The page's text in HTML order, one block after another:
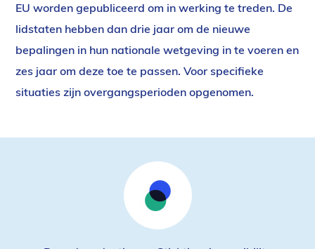
EU worden gepubliceerd om in werking te treden. De
lidstaten hebben dan drie jaar om de nieuwe
bepalingen in hun nationale wetgeving in te voeren en
zes jaar om deze toe te passen. Voor specifieke
situaties zijn overgangsperioden opgenomen.